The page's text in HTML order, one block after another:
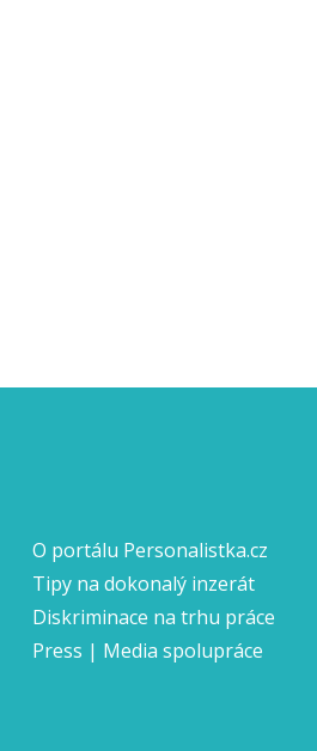
O portálu Personalistka.cz
Tipy na dokonalý inzerát
Diskriminace na trhu práce
Press | Media spolupráce